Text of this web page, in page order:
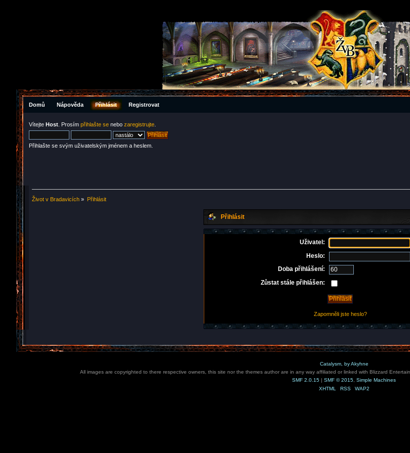
Domů Nápověda Přihlásit Registrovat
Vítejte Host . Prosím přihlašte se nebo zaregistrujte
Přihlašte se svým uživatelským jménem a heslem.
Život v Bradavicích » Přihlásit
Přihlásit
Uživatel:
Heslo:
Doba přihlášení:
Zůstat stále přihlášen:
Zapomněli jste heslo?
Catalysm, by Akyhne
All images are copyrighted to there respective owners, this site nor the themes author are in any way affiliated or linked with Blizzard
SMF 2.0.15 | SMF © 2015, Simple Machines
XHTML
RSS WAP2